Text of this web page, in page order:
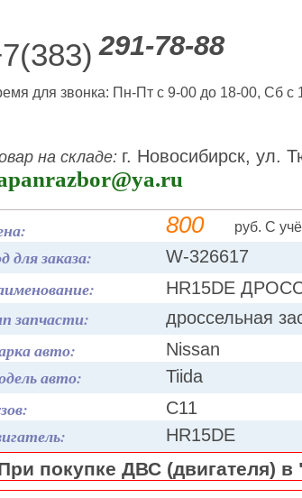
291-78-88
для звонка: Пн-Пт с 9-00 до 18-00, Сб
на складе: г. Новосибирск, ул.
800 руб. С
для заказа: W-326617
HR15DE
запчасти: дроссельная
авто: Nissan
авто: Tiida
C11
HR15DE
покупке ДВС (двигателя)